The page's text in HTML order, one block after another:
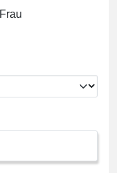
Frau